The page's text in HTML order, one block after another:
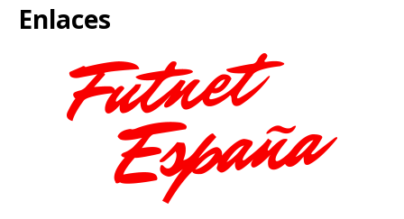
Enlaces